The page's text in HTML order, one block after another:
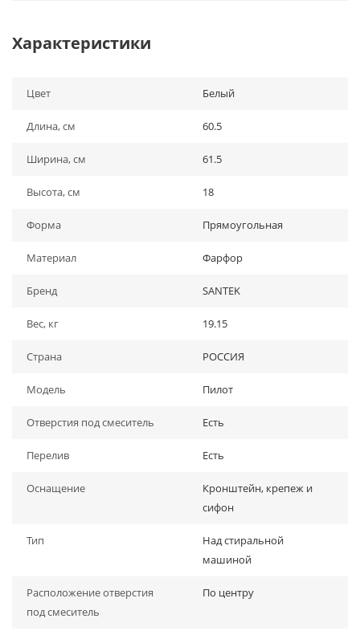
Характеристики
Цвет Белый
Длина, см 60.5
Ширина, см 61.5
Высота, см 18
Форма Прямоугольная
Материал Фарфор
Бренд SANTEK
Вес, кг 19.15
Страна РОССИЯ
Модель Пилот
Отверстия под смеситель Есть
Перелив Есть
Оснащение
Кронштейн, крепеж и
сифон
Тип
Над стиральной
машиной
Расположение отверстия
под смеситель
По центру